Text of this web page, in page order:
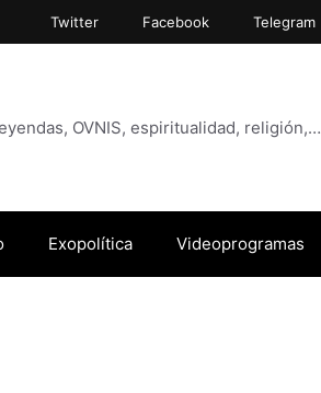
Twitter Facebook Telegram
OVNIS, espiritualidad, religión,…
Exopolítica Videoprogramas